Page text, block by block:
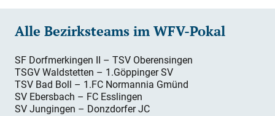
Alle Bezirksteams im WFV-Pokal
SF Dorfmerkingen II – TSV Oberensingen
TSGV Waldstetten – 1.Göppinger SV
TSV Bad Boll – 1.FC Normannia Gmünd
SV Ebersbach – FC Esslingen
SV Jungingen – Donzdorfer JC